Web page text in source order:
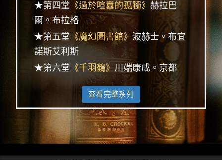
★第四堂 《過於喧囂的孤獨》 赫拉巴
爾。布拉格
★第五堂 《魔幻圖書館》 波赫士。布宜
諾斯艾利斯
★第六堂 《千羽鶴》川端康成。京都
查看完整系列